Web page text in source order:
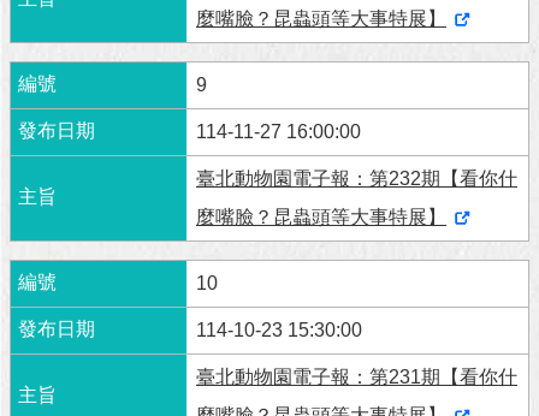
麼嘴臉？昆蟲頭等大事特展】
9
114-11-27 16:00:00
臺北動物園電子報：第232期【看你什
麼嘴臉？昆蟲頭等大事特展】
10
114-10-23 15:30:00
臺北動物園電子報：第231期【看你什